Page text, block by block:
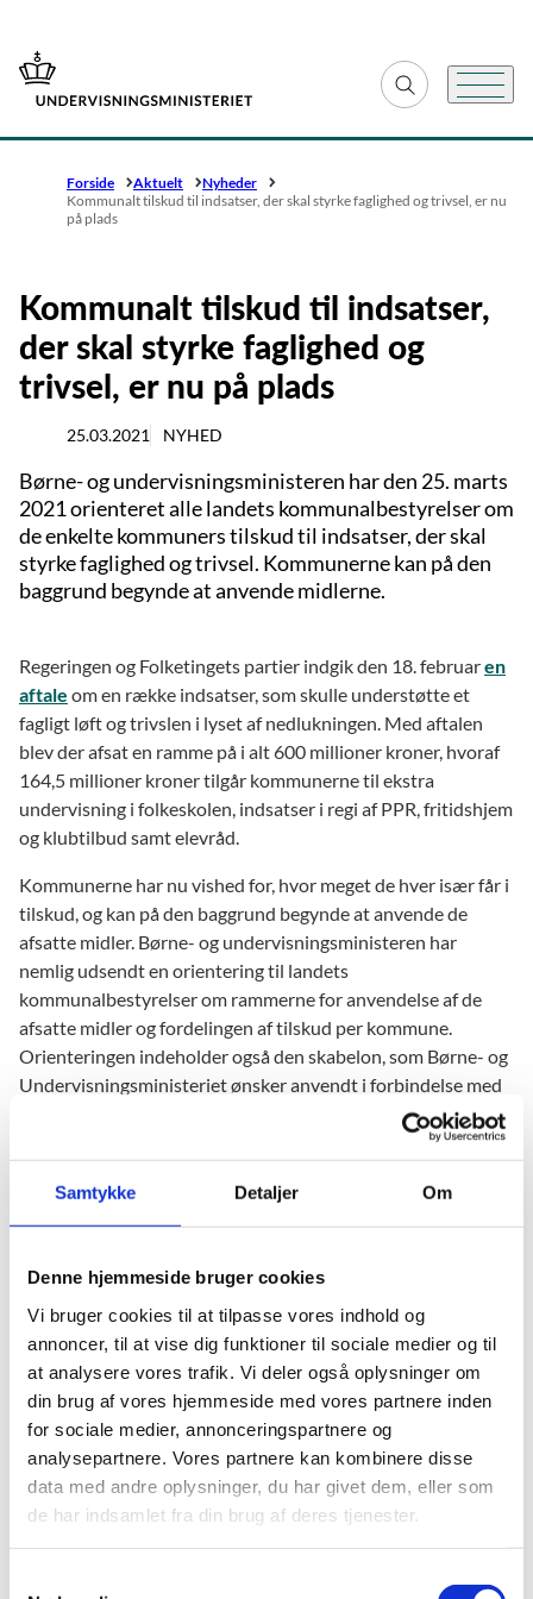
Samtykke Detaljer Om
Denne hjemmeside bruger cookies
Vi bruger cookies til at tilpasse vores indhold og
annoncer, til at vise dig funktioner til sociale medier og til
at analysere vores trafik. Vi deler også oplysninger om
din brug af vores hjemmeside med vores partnere inden
for sociale medier, annonceringspartnere og
analysepartnere. Vores partnere kan kombinere disse
data med andre oplysninger, du har givet dem, eller som
de har indsamlet fra din brug af deres tjenester.
Gå til forsiden Fold søgefelt ud
Menu
Forside Aktuelt
Nyheder
Kommunalt tilskud til indsatser, der skal styrke faglighed og trivsel, er nu
på plads
Kommunalt tilskud til indsatser,
der skal styrke faglighed og
trivsel, er nu på plads
25.03.2021 NYHED
Børne- og undervisningsministeren har den 25. marts
2021 orienteret alle landets kommunalbestyrelser om
de enkelte kommuners tilskud til indsatser, der skal
styrke faglighed og trivsel. Kommunerne kan på den
baggrund begynde at anvende midlerne.
Regeringen og Folketingets partier indgik den 18. februaren
aftale om en række indsatser, som skulle understøtte et
fagligt løft og trivslen i lyset af nedlukningen. Med aftalen
blev der afsat en ramme på i alt 600 millioner kroner, hvoraf
164,5 millioner kroner tilgår kommunerne til ekstra
undervisning i folkeskolen, indsatser i regi af PPR, fritidshjem
og klubtilbud samt elevråd.
Kommunerne har nu vished for, hvor meget de hver især får i
tilskud, og kan på den baggrund begynde at anvende de
afsatte midler. Børne- og undervisningsministeren har
nemlig udsendt en orientering til landets
kommunalbestyrelser om rammerne for anvendelse af de
afsatte midler og fordelingen af tilskud per kommune.
Orienteringen indeholder også den skabelon, som Børne- og
Undervisningsministeriet ønsker anvendt i forbindelse med
kommunernes redegørelse for den lokale fordeling af
Aftale om håndtering af faglige udfordringer og indsatser for
blev vedtaget af regeringen, Venstre, Dansk Folkeparti,
Konservative Folkeparti, Nye Borgerlige, Liberal Alliance,
Alternativet og Frie Grønne i februar.
Læs mere
Skabelon for redegørelse (docx)